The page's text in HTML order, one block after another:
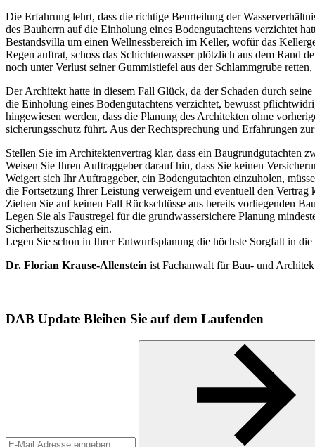
Die Erfahrung lehrt, dass die richtige Beurteilung der
des Bauherrn auf die Einholung eines Bodengutachtens verzichtet
Bestandsvilla um einen Wellnessbereich im Keller, wofür das
Regen auftrat, schoss das Schichtenwasser plötzlich aus dem Rand
noch unter Verlust seiner Gummistiefel aus der Schlammgrube
Der Architekt hatte in diesem Fall Glück, da der Schaden durch
die Einholung ­eines Bodengutachtens verzichtet, bewusst
hingewiesen werden, dass die Planung des Architekten ohne
sicherungsschutz führt. Aus der Recht­sprechung und Erfahrungen
Stellen Sie im Architektenvertrag klar, dass ein Baugrundgutachten
Weisen Sie Ihren Auftraggeber darauf hin, dass Sie keinen
Weigert sich Ihr Auftraggeber, ein Bodengutachten einzuholen,
die Fortsetzung Ihrer ­Leistung verweigern und eventuell den Vertrag
Ziehen Sie auf keinen Fall Rückschlüsse aus bereits vorliegenden
Legen Sie als Faustregel für die grundwassersichere Planung
Sicherheitszuschlag ein.
Legen Sie schon in Ihrer Entwurfsplanung die höchste Sorgfalt in
Dr. Florian Krause-Allenstein ist Fachanwalt für Bau- und
DAB Update Bleiben Sie auf dem Laufenden